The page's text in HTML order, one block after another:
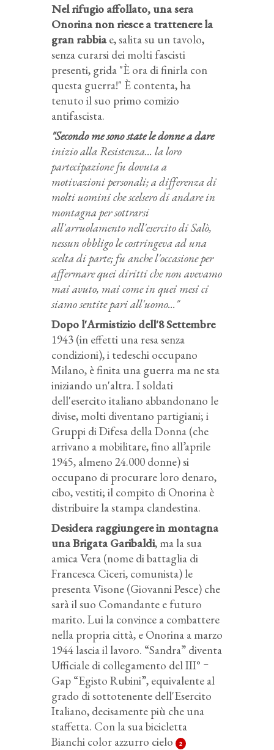
Nel rifugio affollato, una sera
Onorina non riesce a trattenere la
gran rabbiae, salita su un tavolo,
senza curarsi dei molti fascisti
presenti, grida "È ora di finirla con
questa guerra!" È contenta, ha
tenuto il suo primo comizio
antifascista.
"Secondo me sono state le donne a dare
inizio alla Resistenza... la loro
partecipazione fu dovuta a
motivazioni personali; a differenza di
molti uomini che scelsero di andare in
montagna per sottrarsi
all'arruolamento nell'esercito di Salò,
nessun obbligo le costringeva ad una
scelta di parte; fu anche l'occasione per
affermare quei diritti che non avevamo
mai avuto, mai come in quei mesi ci
siamo sentite pari all'uomo..."
Dopo l'Armistizio dell'8 Settembre
1943 (in effetti una resa senza
condizioni), i tedeschi occupano
Milano, è finita una guerra ma ne sta
iniziando un'altra. I soldati
dell'esercito italiano abbandonano le
divise, molti diventano partigiani; i
Gruppi di Difesa della Donna (che
arrivano a mobilitare, fino all’aprile
1945, almeno 24.000 donne) si
occupano di procurare loro denaro,
cibo, vestiti; il compito di Onorina è
distribuire la stampa clandestina.
Desidera raggiungere in montagna
una Brigata Garibaldi, ma la sua
amica Vera (nome di battaglia di
Francesca Ciceri, comunista) le
presenta Visone (Giovanni Pesce) che
sarà il suo Comandante e futuro
marito. Lui la convince a combattere
nella propria città, e Onorina a marzo
1944 lascia il lavoro. “Sandra” diventa
Ufficiale di collegamento del III° ｰ
Gap “Egisto Rubini”, equivalente al
grado di sottotenente dell'Esercito
Italiano, decisamente più che una
staffetta. Con la sua bicicletta
Bianchi color azzurro cielo
2